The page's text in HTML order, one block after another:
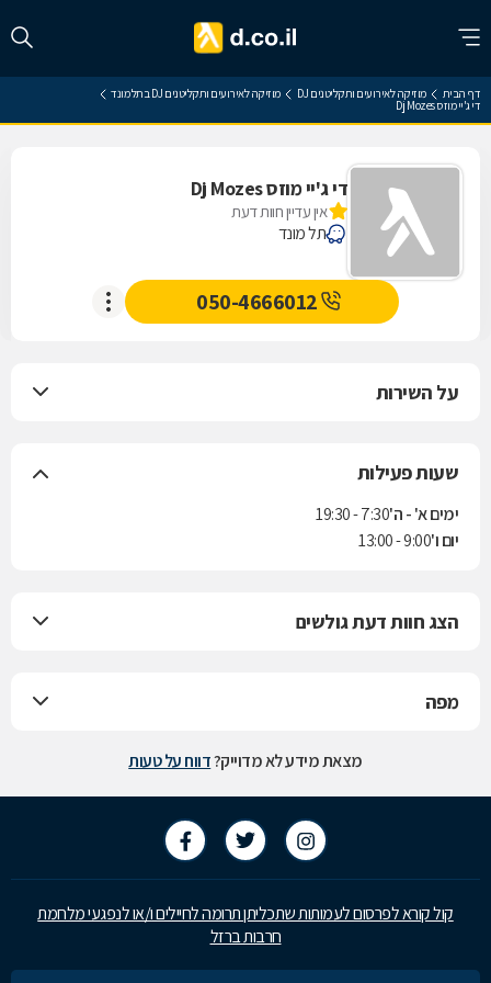
דף הבית מוזיקה לאירועים ותקליטנים DJ מוזיקה לאירועים ותקליטנים DJ בתל מונד
די ג'יי מוזס Dj Mozes
די ג'יי מוזס Dj Mozes
אין עדיין חוות דעת
תל מונד
050-4666012
על השירות
שעות פעילות
ימים א' - ה'7:30 - 19:30
יום ו'9:00 - 13:00
הצג חוות דעת גולשים
מפה
מצאת מידע לא מדוייק?דווח על טעות
קול קורא לפרסום לעמותות שתכליתן תרומה לחיילים ו/או לנפגעי מלחמת
חרבות ברזל